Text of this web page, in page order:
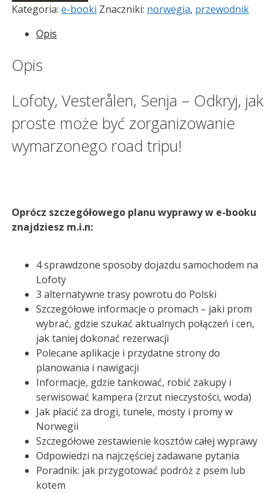
Vesterålen,
plan
tripu
krok
po
–
Kategoria: e-booki Znaczniki: norwegia, przewodnik
Opis
Opis
Lofoty, Vesterålen, Senja – Odkryj, jak
proste może być zorganizowanie
wymarzonego road tripu!
Oprócz szczegółowego planu wyprawy w e-booku
znajdziesz m.i.n:
4 sprawdzone sposoby dojazdu samochodem na
Lofoty
3 alternatywne trasy powrotu do Polski
Szczegółowe informacje o promach – jaki prom
wybrać, gdzie szukać aktualnych połączeń i cen,
jak taniej dokonać rezerwacji
Polecane aplikacje i przydatne strony do
planowania i nawigacji
Informacje, gdzie tankować, robić zakupy i
serwisować kampera (zrzut nieczystości, woda)
Jak płacić za drogi, tunele, mosty i promy w
Norwegii
Szczegółowe zestawienie kosztów całej wyprawy
Odpowiedzi na najczęściej zadawane pytania
Poradnik: jak przygotować podróż z psem lub
kotem